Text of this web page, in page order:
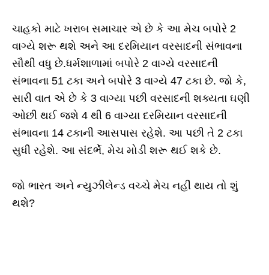
ચાહકો માટે ખરાબ સમાચાર એ છે કે આ મેચ બપોરે 2
વાગ્યે શરૂ થશે અને આ દરમિયાન વરસાદની સંભાવના
સૌથી વધુ છે.ધર્મશાળામાં બપોરે 2 વાગ્યે વરસાદની
સંભાવના 51 ટકા અને બપોરે 3 વાગ્યે 47 ટકા છે. જો કે,
સારી વાત એ છે કે 3 વાગ્યા પછી વરસાદની શક્યતા ઘણી
ઓછી થઈ જશે 4 થી 6 વાગ્યા દરમિયાન વરસાદની
સંભાવના 14 ટકાની આસપાસ રહેશે. આ પછી તે 2 ટકા
સુધી રહેશે. આ સંદર્ભે, મેચ મોડી શરૂ થઈ શકે છે.
જો ભારત અને ન્યુઝીલેન્ડ વચ્ચે મેચ નહીં થાય તો શું
થશે?